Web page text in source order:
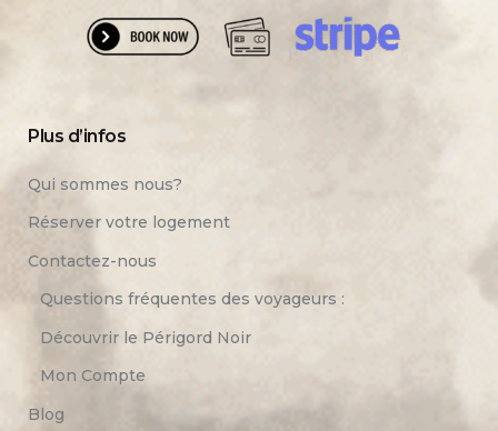
Plus d’infos
Qui sommes nous?
Réserver votre logement
Contactez-nous
Questions fréquentes des voyageurs :
Découvrir le Périgord Noir
Mon Compte
Blog